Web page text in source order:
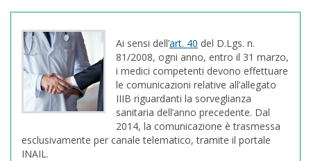
Ai sensi dell’art. 40 del D.Lgs. n.
81/2008, ogni anno, entro il 31 marzo,
i medici competenti devono effettuare
le comunicazioni relative all’allegato
IIIB riguardanti la sorveglianza
sanitaria dell’anno precedente. Dal
2014, la comunicazione è trasmessa
esclusivamente per canale telematico, tramite il portale
INAIL.